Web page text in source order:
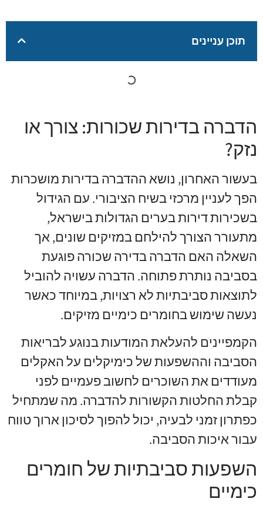
תוכן עניינים
הדברה בדירות שכורות: צורך או
נזק?
בעשור האחרון, נושא ההדברה בדירות מושכרות
הפך לעניין מרכזי בשיח הציבורי. עם הגידול
בשכירות דירות בערים הגדולות בישראל,
מתעורר הצורך להילחם במזיקים שונים, אך
השאלה האם הדברה בדירה שכורה פוגעת
בסביבה נותרת פתוחה. הדברה עשויה להוביל
לתוצאות סביבתיות לא רצויות, במיוחד כאשר
נעשה שימוש בחומרים כימיים מזיקים.
הקמפיינים להעלאת המודעות בנוגע לבריאות
הסביבה וההשפעות של כימיקלים על האקלים
מעודדים את השוכרים לחשוב פעמיים לפני
קבלת החלטות הקשורות להדברה. מה שמתחיל
כפתרון זמני לבעיה, יכול להפוך לסיכון ארוך טווח
עבור איכות הסביבה.
השפעות סביבתיות של חומרים
כימיים